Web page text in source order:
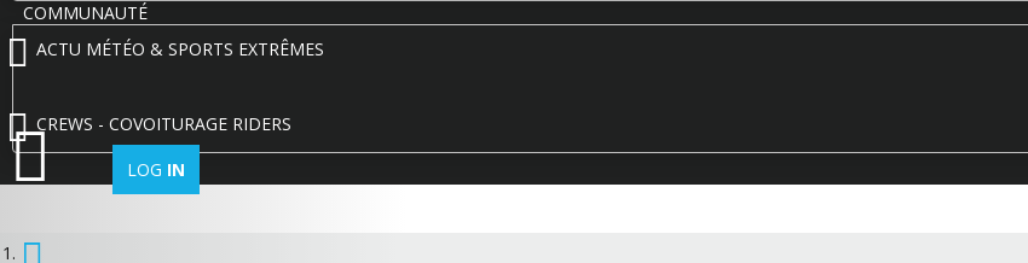
COMMUNAUTÉ
ACTU MÉTÉO & SPORTS EXTRÊMES
CREWS - COVOITURAGE RIDERS
LOG IN